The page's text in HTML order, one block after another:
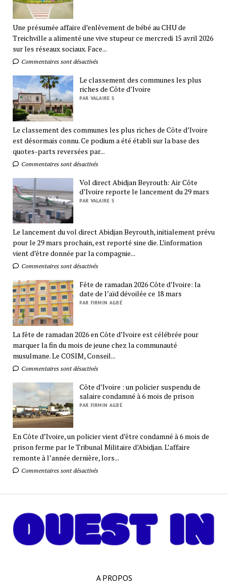
Une présumée affaire d’enlèvement de bébé au CHU de
Treichville a alimenté une vive stupeur ce mercredi 15 avril 2026
sur les réseaux sociaux. Face...
Commentaires sont désactivés
Le classement des communes les plus
riches de Côte d’Ivoire
PAR VALAIRE S
Le classement des communes les plus riches de Côte d’Ivoire
est désormais connu. Ce podium a été établi sur la base des
quotes-parts reversées par...
Commentaires sont désactivés
Vol direct Abidjan Beyrouth: Air Côte
d’Ivoire reporte le lancement du 29 mars
PAR VALAIRE S
Le lancement du vol direct Abidjan Beyrouth, initialement prévu
pour le 29 mars prochain, est reporté sine die. L’information
vient d’être donnée par la compagnie...
Commentaires sont désactivés
Fête de ramadan 2026 Côte d’Ivoire: la
date de l’aïd dévoilée ce 18 mars
PAR FIRMIN AGBÉ
La fête de ramadan 2026 en Côte d’Ivoire est célébrée pour
marquer la fin du mois de jeune chez la communauté
musulmane. Le COSIM, Conseil...
Commentaires sont désactivés
Côte d’Ivoire : un policier suspendu de
salaire condamné à 6 mois de prison
PAR FIRMIN AGBÉ
En Côte d’Ivoire, un policier vient d’être condamné à 6 mois de
prison ferme par le Tribunal Militaire d’Abidjan. L’affaire
remonte à l’année dernière, lors...
Commentaires sont désactivés
A PROPOS